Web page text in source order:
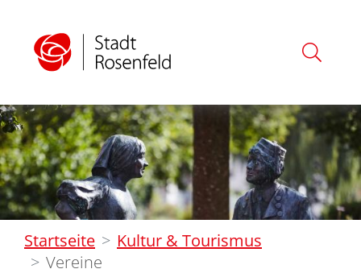
Startseite
Kultur & Tourismus
Vereine